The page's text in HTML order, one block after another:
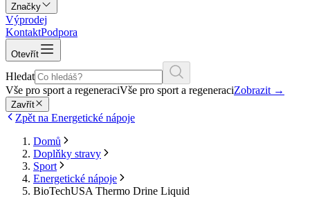
Značky
Výprodej
KontaktPodpora
Otevřít
Hledat
Vše pro sport a regeneraciVše pro sport a regeneraciZobrazit →
Zavřít
Zpět na Energetické nápoje
Domů
Doplňky stravy
Sport
Energetické nápoje
BioTechUSA Thermo Drine Liquid